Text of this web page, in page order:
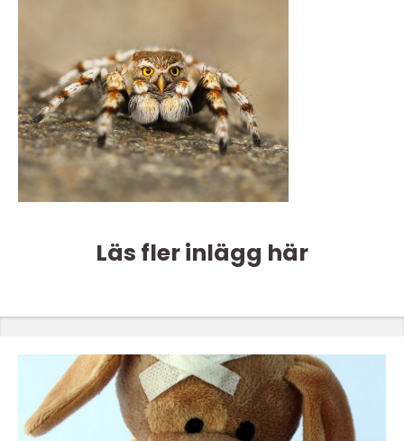
Läs fler inlägg här